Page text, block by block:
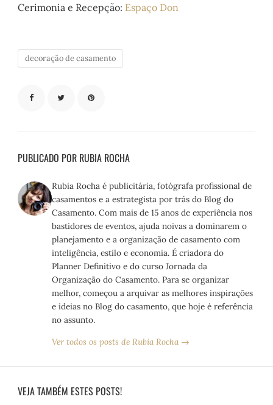
Cerimonia e Recepção: Espaço Don
decoração de casamento
PUBLICADO POR RUBIA ROCHA
Rubia Rocha é publicitária, fotógrafa profissional de
casamentos e a estrategista por trás do Blog do
Casamento. Com mais de 15 anos de experiência nos
bastidores de eventos, ajuda noivas a dominarem o
planejamento e a organização de casamento com
inteligência, estilo e economia. É criadora do
Planner Definitivo e do curso Jornada da
Organização do Casamento. Para se organizar
melhor, começou a arquivar as melhores inspirações
e ideias no Blog do casamento, que hoje é referência
no assunto.
Ver todos os posts de Rubia Rocha →
VEJA TAMBÉM ESTES POSTS!